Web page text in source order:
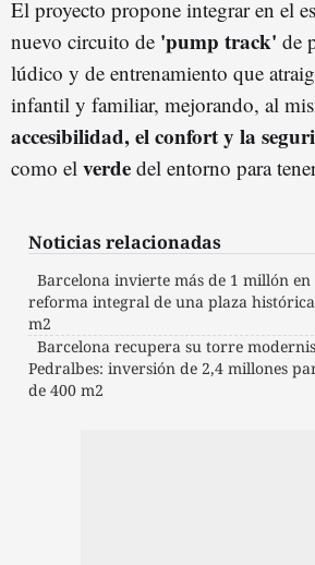
El proyecto propone integrar en el
nuevo circuito de 'pump track' de
lúdico y de entrenamiento que
infantil y familiar, mejorando, al
accesibilidad, el confort y la
como el verde del entorno para
Noticias relacionadas
Barcelona invierte más de 1 millón
reforma integral de una plaza
m2
Barcelona recupera su torre
Pedralbes: inversión de 2,4 millones
de 400 m2